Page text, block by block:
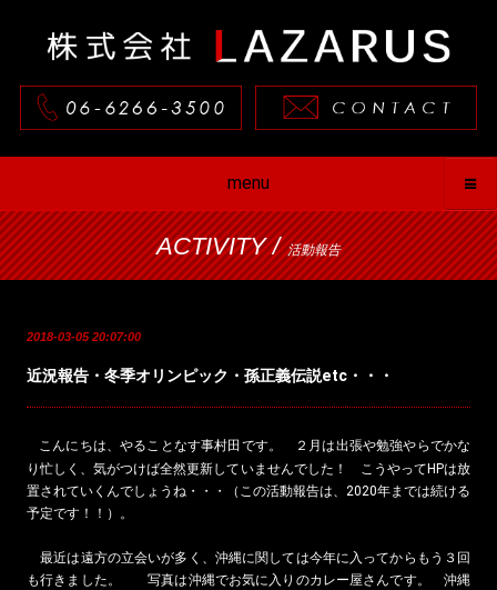
menu
ACTIVITY / 活動報告
2018-03-05 20:07:00
近況報告・冬季オリンピック・孫正義伝説etc・・・
こんにちは、やることなす事村田です。 ２月は出張や勉強やらでかな
り忙しく、気がつけば全然更新していませんでした！ こうやってHPは放
置されていくんでしょうね・・・（この活動報告は、2020年までは続ける
予定です！！）。
最近は遠方の立会いが多く、沖縄に関しては今年に入ってからもう３回
も行きました。 写真は沖縄でお気に入りのカレー屋さんです。 沖縄